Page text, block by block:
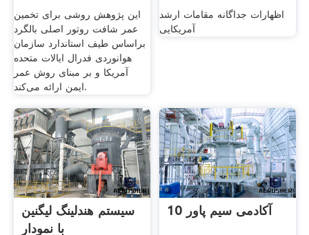
این پژوهش روشی برای تخمین
عمر شافت روتور اصلی بالگرد
بر­اساس طیف استاندارد سازمان
هوانوردی فدرال ایالات متحده
آمریکا و بر مبنای روش عمر
ایمن ارائه می‌کند.
اظهارات جداگانه مقامات ارشد
آمریکایی
سیستم هندلینگ لیگنین
با نمودار
آکادمی سیم پاور 10